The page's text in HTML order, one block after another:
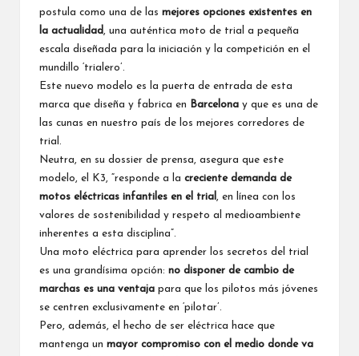
postula como una de las mejores opciones existentes en
la actualidad
, una auténtica moto de trial a pequeña
escala diseñada para la iniciación y la competición en el
mundillo ‘trialero’.
Este nuevo modelo es la puerta de entrada de esta
marca que diseña y fabrica en
Barcelona y que es una de
las cunas en nuestro país de los mejores corredores de
trial.
Neutra, en su dossier de prensa, asegura que este
modelo, el K3, “responde a la creciente demanda de
motos eléctricas infantiles en el trial
, en línea con los
valores de sostenibilidad y respeto al medioambiente
inherentes a esta disciplina”.
Una moto eléctrica para aprender los secretos del trial
es una grandísima opción: no disponer de cambio de
marchas es una ventaja para que los pilotos más jóvenes
se centren exclusivamente en ‘pilotar’.
Pero, además, el hecho de ser eléctrica hace que
mantenga un mayor compromiso con el medio donde va